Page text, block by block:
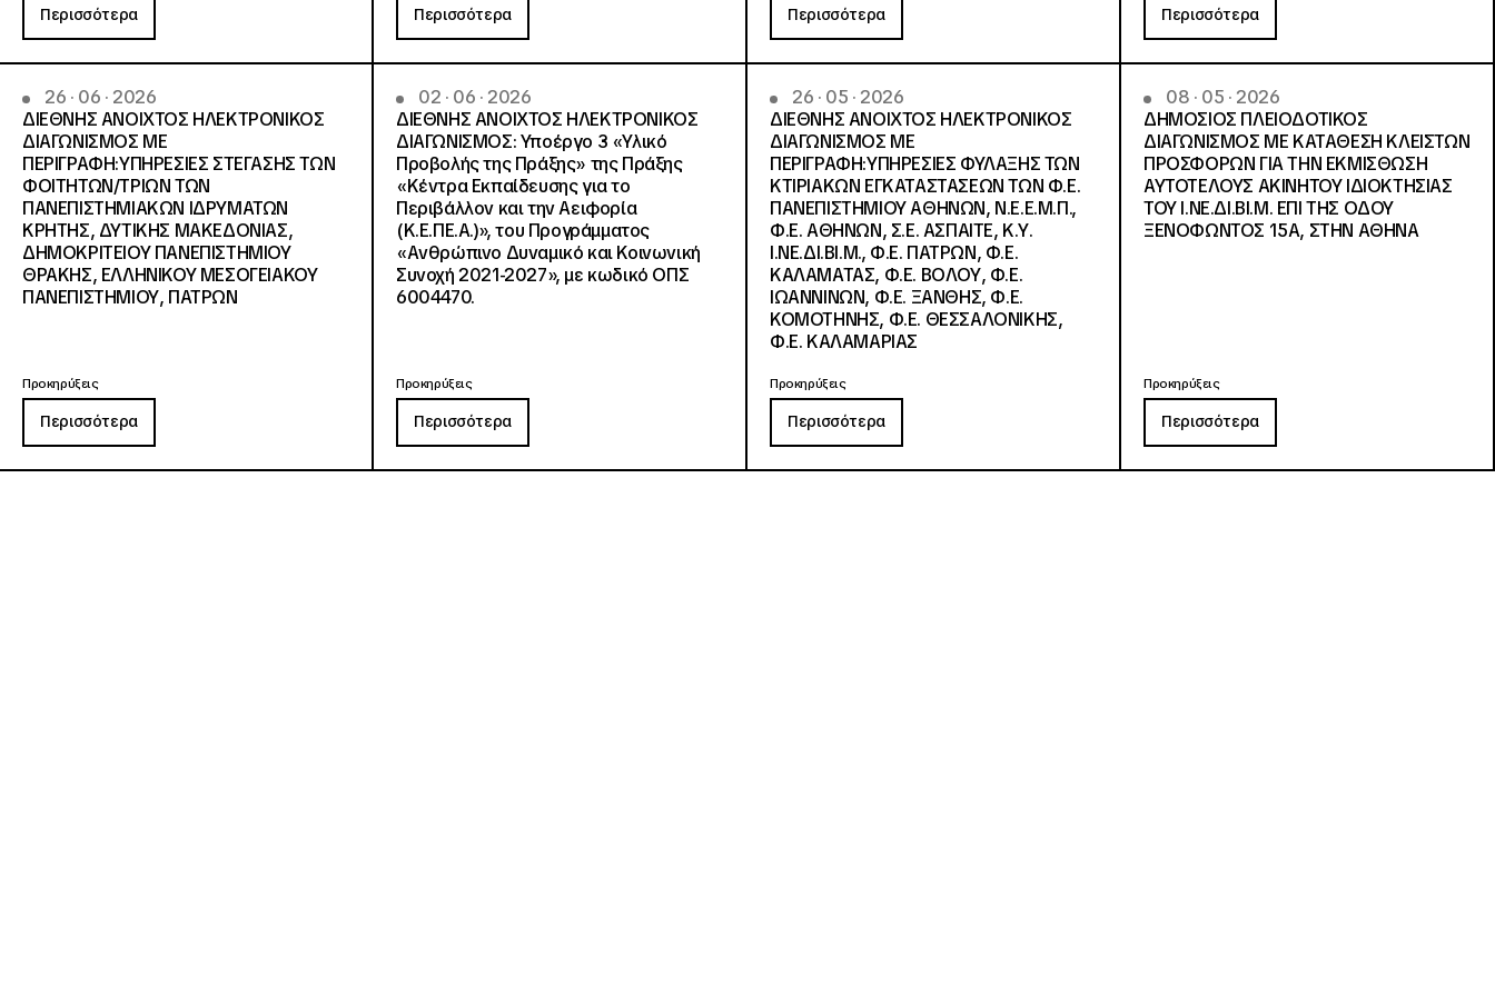
Περισσότερα Περισσότερα Περισσότερα Περισσότερα
26 · 06 · 2026
ΔΙΕΘΝΗΣ ΑΝΟΙΧΤΟΣ ΗΛΕΚΤΡΟΝΙΚΟΣ
ΔΙΑΓΩΝΙΣΜΟΣ ΜΕ
ΠΕΡΙΓΡΑΦΗ:ΥΠΗΡΕΣΙΕΣ ΣΤΕΓΑΣΗΣ ΤΩΝ
ΦΟΙΤΗΤΩΝ/ΤΡΙΩΝ ΤΩΝ
ΠΑΝΕΠΙΣΤΗΜΙΑΚΩΝ ΙΔΡΥΜΑΤΩΝ
KΡΗΤΗΣ, ΔΥΤΙΚΗΣ ΜΑΚΕΔΟΝΙΑΣ,
ΔΗΜΟΚΡΙΤΕΙΟΥ ΠΑΝΕΠΙΣΤΗΜΙΟΥ
ΘΡΑΚΗΣ, ΕΛΛΗΝΙΚΟΥ ΜΕΣΟΓΕΙΑΚΟΥ
ΠΑΝΕΠΙΣΤΗΜΙΟΥ, ΠΑΤΡΩΝ
Προκηρύξεις
Περισσότερα
02 · 06 · 2026
ΔΙΕΘΝΗΣ ΑΝΟΙΧΤΟΣ ΗΛΕΚΤΡΟΝΙΚΟΣ
ΔΙΑΓΩΝΙΣΜΟΣ: Υποέργο 3 «Υλικό
Προβολής της Πράξης» της Πράξης
«Κέντρα Εκπαίδευσης για το
Περιβάλλον και την Αειφορία
(Κ.Ε.ΠΕ.Α.)», του Προγράμματος
«Ανθρώπινο Δυναμικό και Κοινωνική
Συνοχή 2021-2027», με κωδικό ΟΠΣ
6004470.
Προκηρύξεις
Περισσότερα
26 · 05 · 2026
ΔΙΕΘΝΗΣ ΑΝΟΙΧΤΟΣ ΗΛΕΚΤΡΟΝΙΚΟΣ
ΔΙΑΓΩΝΙΣΜΟΣ ΜΕ
ΠΕΡΙΓΡΑΦΗ:ΥΠΗΡΕΣΙΕΣ ΦΥΛΑΞΗΣ ΤΩΝ
ΚΤΙΡΙΑΚΩΝ ΕΓΚΑΤΑΣΤΑΣΕΩΝ ΤΩΝ Φ.Ε.
ΠΑΝΕΠΙΣΤΗΜΙΟΥ ΑΘΗΝΩΝ, Ν.Ε.Ε.Μ.Π.,
Φ.Ε. ΑΘΗΝΩΝ, Σ.Ε. ΑΣΠΑΙΤΕ, Κ.Υ.
Ι.ΝΕ.ΔΙ.ΒΙ.Μ., Φ.Ε. ΠΑΤΡΩΝ, Φ.Ε.
ΚΑΛΑΜΑΤΑΣ, Φ.Ε. ΒΟΛΟΥ, Φ.Ε.
ΙΩΑΝΝΙΝΩΝ, Φ.Ε. ΞΑΝΘΗΣ, Φ.Ε.
ΚΟΜΟΤΗΝΗΣ, Φ.Ε. ΘΕΣΣΑΛΟΝΙΚΗΣ,
Φ.Ε. ΚΑΛΑΜΑΡΙΑΣ
Προκηρύξεις
Περισσότερα
08 · 05 · 2026
ΔΗΜΟΣΙΟΣ ΠΛΕΙΟΔΟΤΙΚΟΣ
ΔΙΑΓΩΝΙΣΜΟΣ ΜΕ ΚΑΤΑΘΕΣΗ ΚΛΕΙΣΤΩΝ
ΠΡΟΣΦΟΡΩΝ ΓΙΑ ΤΗΝ ΕΚΜΙΣΘΩΣΗ
ΑΥΤΟΤΕΛΟΥΣ ΑΚΙΝΗΤΟΥ ΙΔΙΟΚΤΗΣΙΑΣ
ΤΟΥ Ι.ΝΕ.ΔΙ.ΒΙ.Μ. ΕΠΙ ΤΗΣ ΟΔΟΥ
ΞΕΝΟΦΩΝΤΟΣ 15Α, ΣΤΗΝ ΑΘΗΝΑ
Προκηρύξεις
Περισσότερα